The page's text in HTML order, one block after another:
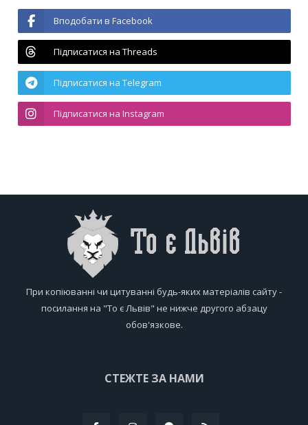
Вподобати в Facebook
Підписатися на Threads
Підписатися на Telegram
Підписатися на Instagram
При копіюванні чи цитуванні будь-яких матеріалів сайту -
посилання на "То є Львів" не нижче другого абзацу
обов'язкове.
СТЕЖТЕ ЗА НАМИ